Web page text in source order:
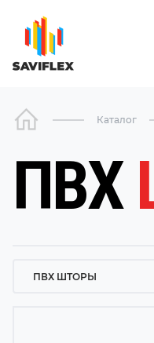
Каталог
ПВХ
ПВХ ШТОРЫ